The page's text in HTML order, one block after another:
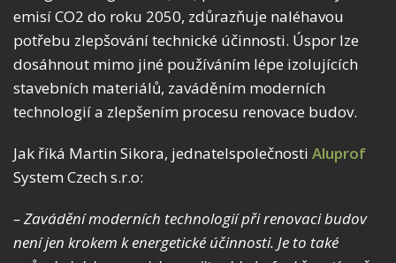
emisí CO2 do roku 2050, zdůrazňuje naléhavou
potřebu zlepšování technické účinnosti. Úspor lze
dosáhnout mimo jiné používáním lépe izolujících
stavebních materiálů, zaváděním moderních
technologií a zlepšením procesu renovace budov.
Jak říká Martin Sikora, jednatelspolečnosti Aluprof
System Czech s.r.o:
– Zavádění moderních technologií při renovaci budov
není jen krokem k energetické účinnosti. Je to také